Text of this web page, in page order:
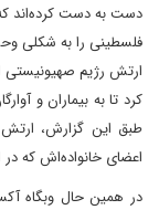
دست به دست کرده‌اند
فلسطینی را به شکلی
ارتش رژیم صهیونیستی
کرد تا به بیماران و
طبق این گزارش، ارتش
اعضای خانواده‌اش که در
در همین حال وبگاه